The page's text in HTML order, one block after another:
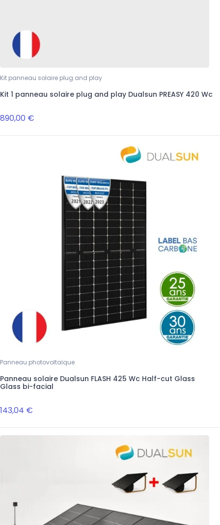
Kit panneau solaire plug and play
Kit 1 panneau solaire plug and play Dualsun PREASY 420 Wc
890,00 €
Panneau photovoltaïque
Panneau solaire Dualsun FLASH 425 Wc Half-cut Glass
Glass bi-facial
143,04 €